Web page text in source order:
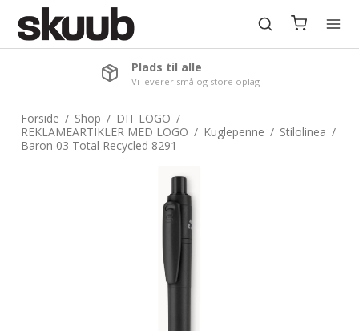
Plads til alle
Vi leverer små og store oplag
Forside / Shop / DIT LOGO /
REKLAMEARTIKLER MED LOGO / Kuglepenne / Stilolinea /
Baron 03 Total Recycled 8291